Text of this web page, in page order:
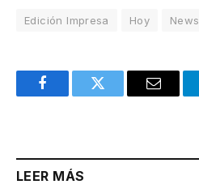
Edición Impresa Hoy News
FacebookTwitter Email
LEER MÁS